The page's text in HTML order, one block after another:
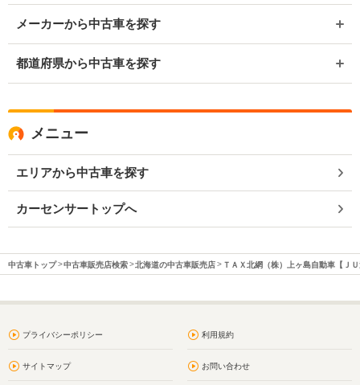
メーカーから中古車を探す
都道府県から中古車を探す
メニュー
エリアから中古車を探す
カーセンサートップへ
中古車トップ 中古車販売店検索 北海道の中古車販売店 ＴＡＸ北網（株）上ヶ島自動車【Ｊ
プライバシーポリシー 利用規約
サイトマップ お問い合わせ